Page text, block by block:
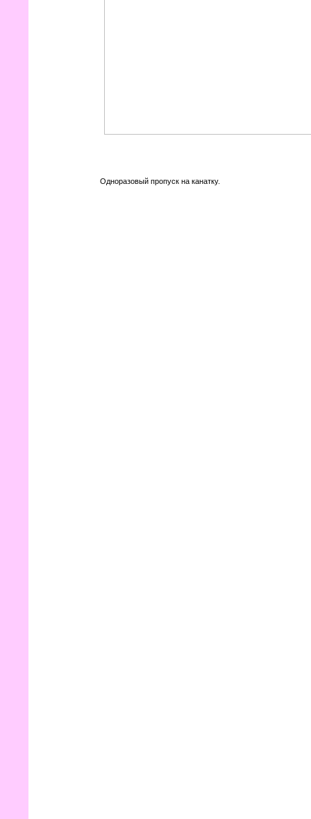
Одноразовый пропуск на канатку.